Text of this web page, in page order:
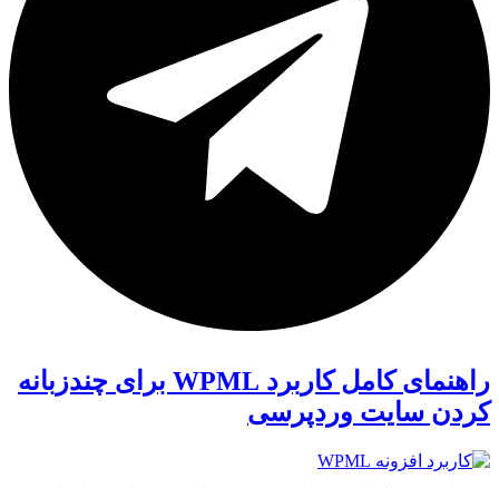
راهنمای کامل کاربرد WPML برای چندزبانه
کردن سایت وردپرسی